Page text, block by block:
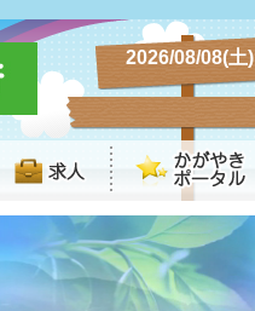
2026/08/08(土)